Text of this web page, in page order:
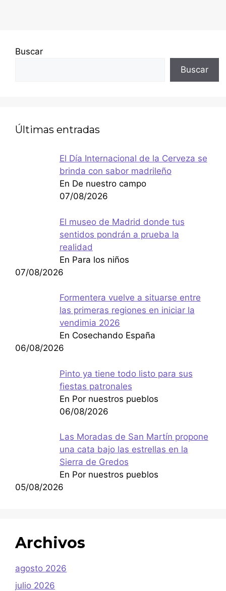
Buscar
Buscar
Últimas entradas
El Día Internacional de la Cerveza se
brinda con sabor madrileño
En De nuestro campo
07/08/2026
El museo de Madrid donde tus
sentidos pondrán a prueba la
realidad
En Para los niños
07/08/2026
Formentera vuelve a situarse entre
las primeras regiones en iniciar la
vendimia 2026
En Cosechando España
06/08/2026
Pinto ya tiene todo listo para sus
fiestas patronales
En Por nuestros pueblos
06/08/2026
Las Moradas de San Martín propone
una cata bajo las estrellas en la
Sierra de Gredos
En Por nuestros pueblos
05/08/2026
Archivos
agosto 2026
julio 2026